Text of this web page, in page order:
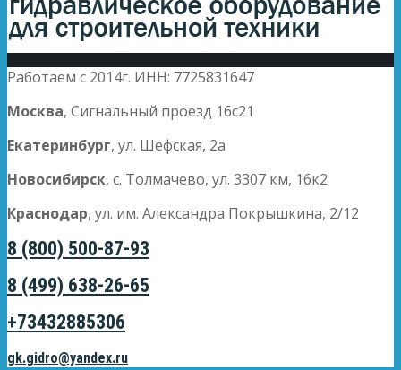
Работаем с 2014г. ИНН: 7725831647
Москва, Сигнальный проезд 16с21
Екатеринбург, ул. Шефская, 2а
Новосибирск, с. Толмачево, ул. 3307 км, 16к2
Краснодар, ул. им. Александра Покрышкина, 2/12
8 (800) 500-87-93
8 (499) 638-26-65
+73432885306
gk.gidro@yandex.ru